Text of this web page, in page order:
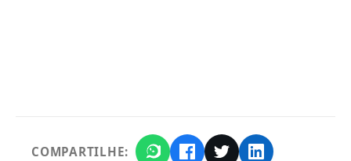
COMPARTILHE: